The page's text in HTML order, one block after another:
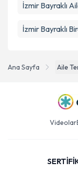
Ana Sayfa Aile
İzmir Bayraklı
İzmir Bayraklı
Videolar